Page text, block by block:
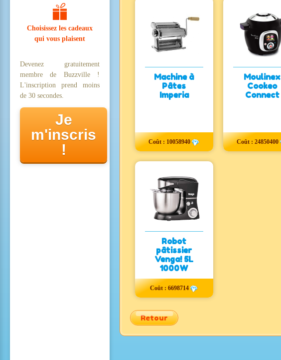
Choisissez les cadeaux
qui vous plaisent
Devenez gratuitement
membre de Buzzville !
L'inscription prend moins
de 30 secondes.
Je
m'inscris
!
Machine à
Pâtes
Imperia
Coût : 10058940
Moulinex
Cookeo
Connect
Coût : 24850400
Robot
pâtissier
Venga! 5L
1000W
Coût : 6698714
Retour